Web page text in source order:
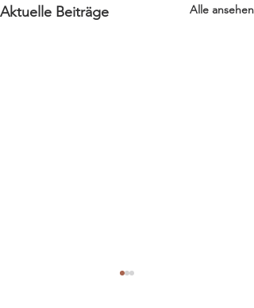
Aktuelle Beiträge Alle ansehen